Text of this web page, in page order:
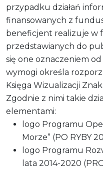
przypadku działań
finansowanych z
beneficjent realizuje w
przedstawianych do
się one oznaczeniem
wymogi określa
Księga Wizualizacji
Zgodnie z nimi takie
elementami:
logo Programu
Morze” (PO RYBY
logo Programu
lata 2014-2020